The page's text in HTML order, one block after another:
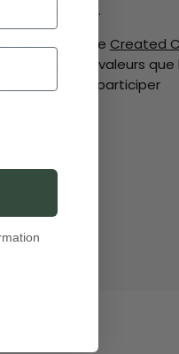
ensoleillés.
la compagnie Created
pour les valeurs que
fiers de participer